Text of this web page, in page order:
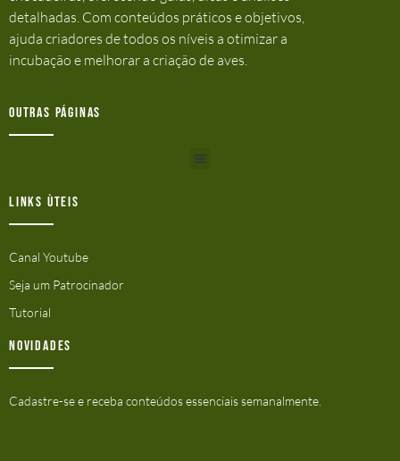
detalhadas. Com conteúdos práticos e objetivos,
ajuda criadores de todos os níveis a otimizar a
incubação e melhorar a criação de aves.
Outras Páginas
Links ùteis
Canal Youtube
Seja um Patrocinador
Tutorial
Novidades
Cadastre-se e receba conteúdos essenciais semanalmente.